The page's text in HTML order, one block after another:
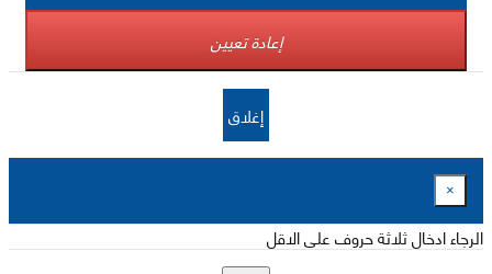
إعادة تعيين
إغلاق
×
الرجاء ادخال ثلاثة حروف على الاقل